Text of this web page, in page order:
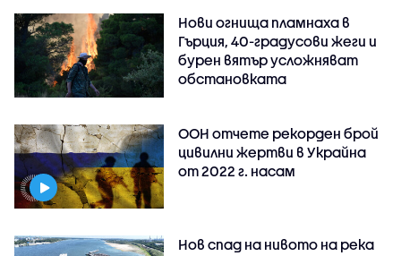
Нови огнища пламнаха в
Гърция, 40-градусови жеги и
бурен вятър усложняват
обстановката
ООН отчете рекорден брой
цивилни жертви в Украйна
от 2022 г. насам
Нов спад на нивото на река